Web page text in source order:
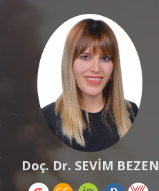
Doç. Dr. SEVİM BEZEN